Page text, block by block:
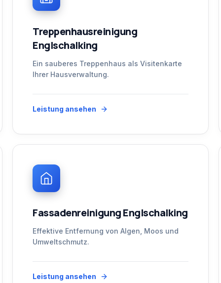
Treppenhausreinigung
Englschalking
Ein sauberes Treppenhaus als Visitenkarte
Ihrer Hausverwaltung.
Leistung ansehen
Fassadenreinigung Englschalking
Effektive Entfernung von Algen, Moos und
Umweltschmutz.
Leistung ansehen